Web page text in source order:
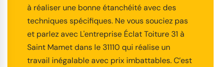
à réaliser une bonne étanchéité avec des
techniques spécifiques. Ne vous souciez pas
et parlez avec L'entreprise Éclat Toiture 31 à
Saint Mamet dans le 31110 qui réalise un
travail inégalable avec prix imbattables. C’est